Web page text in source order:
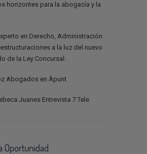
horizontes para la abogacía y la
en Derecho, Administración
a la luz del nuevo
de la Ley Concursal.
Abogados en Àpunt
Juanes Entrevista 7 Tele
Oportunidad